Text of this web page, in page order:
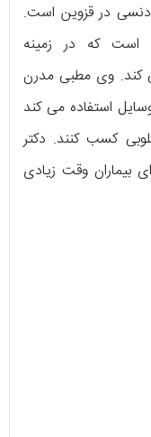
در قزوین است.
است که در زمینه
کند. وی مطبی مدرن
استفاده می کند
کسب کنند. دکتر
بیماران وقت زیادی